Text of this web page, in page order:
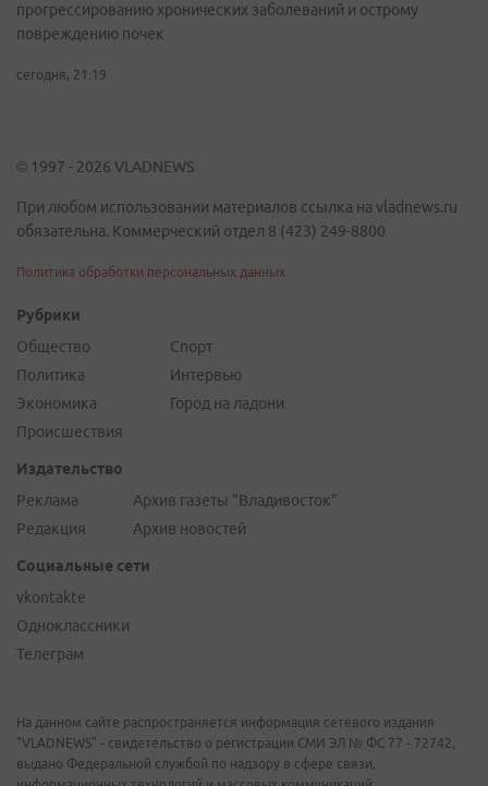
прогрессированию хронических заболеваний и острому
повреждению почек
сегодня, 21:19
© 1997 - 2026 VLADNEWS
При любом использовании материалов ссылка на vladnews.ru
обязательна. Коммерческий отдел 8 (423) 249-8800
Политика обработки персональных данных
Рубрики
Общество
Политика
Экономика
Происшествия
Спорт
Интервью
Город на ладони
Издательство
Реклама
Редакция
Архив газеты "Владивосток"
Архив новостей
Социальные сети
vkontakte
Одноклассники
Телеграм
На данном сайте распространяется информация сетевого издания
"VLADNEWS" - свидетельство о регистрации СМИ ЭЛ № ФС 77 - 72742,
выдано Федеральной службой по надзору в сфере связи,